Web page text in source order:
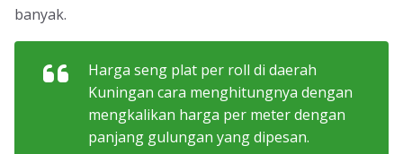
banyak.
Harga seng plat per roll di daerah
Kuningan cara menghitungnya dengan
mengkalikan harga per meter dengan
panjang gulungan yang dipesan.